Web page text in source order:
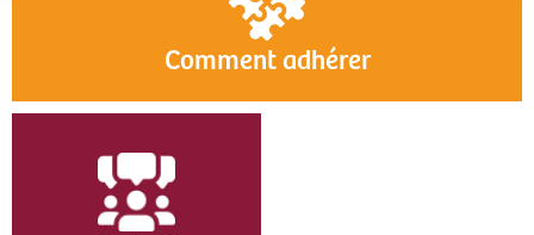
Comment adhérer